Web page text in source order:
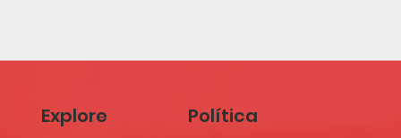
Explore Política